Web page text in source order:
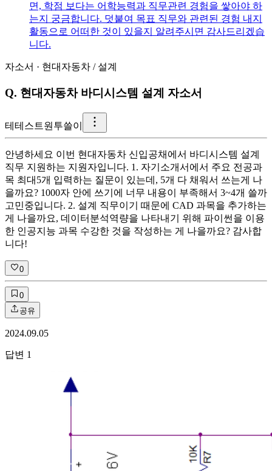
면, 학점 보다는 어학능력과 직무관련 경험을 쌓아야 하
는지 궁금합니다. 덧붙여 목표 직무와 관련된 경험 내지
활동으로 어떠한 것이 있을지 알려주시면 감사드리겠습
니다.
자소서 · 현대자동차 / 설계
Q. 현대자동차 바디시스템 설계 자소서
테 테스트원투쓸이
안녕하세요 이번 현대자동차 신입공채에서 바디시스템 설계
직무 지원하는 지원자입니다. 1. 자기소개서에서 주요 전공과
목 최대5개 입력하는 질문이 있는데, 5개 다 채워서 쓰는게 나
을까요? 1000자 안에 쓰기에 너무 내용이 부족해서 3~4개 쓸까
고민중입니다. 2. 설계 직무이기 때문에 CAD 과목을 추가하는
게 나을까요, 데이터분석역량을 나타내기 위해 파이썬을 이용
한 인공지능 과목 수강한 것을 작성하는 게 나을까요? 감사합
니다!
0
0
공유
2024.09.05
답변 1